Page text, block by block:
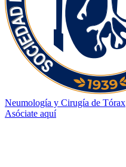
Neumología y Cirugía de Tórax
Asóciate aquí